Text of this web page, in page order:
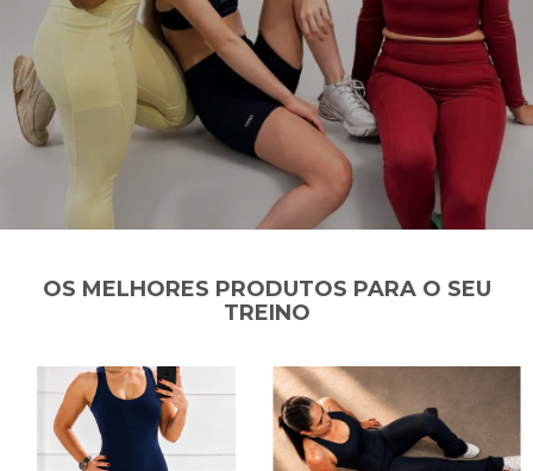
OS MELHORES PRODUTOS PARA O SEU
TREINO